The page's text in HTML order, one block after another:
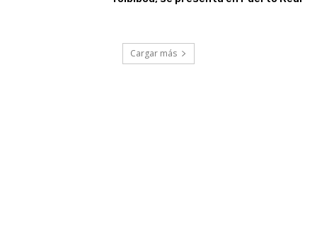
Cargar más